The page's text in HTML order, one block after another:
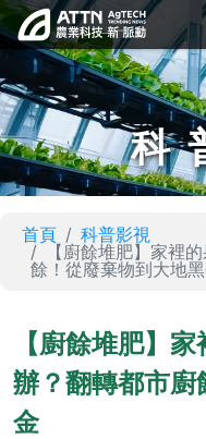
科
首頁
科普影視
【廚餘堆肥】家裡
餘！從廢棄物到大地
【廚餘堆肥】
辦？翻轉都市廚
金